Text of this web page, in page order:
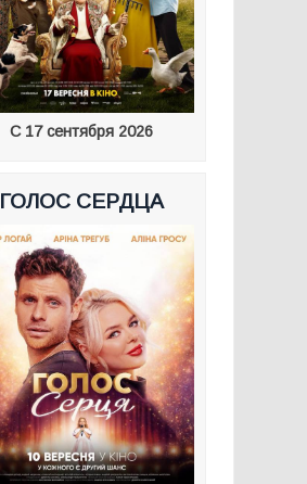
С 17 сентября 2026
ГОЛОС СЕРДЦА